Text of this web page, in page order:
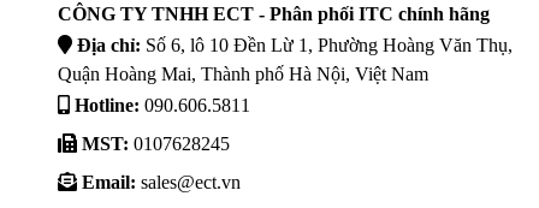
CÔNG TY TNHH ECT - Phân phối ITC chính hãng
Địa chỉ: Số 6, lô 10 Đền Lừ 1, Phường Hoàng Văn Thụ,
Quận Hoàng Mai, Thành phố Hà Nội, Việt Nam
Hotline: 090.606.5811
MST: 0107628245
Email: sales@ect.vn